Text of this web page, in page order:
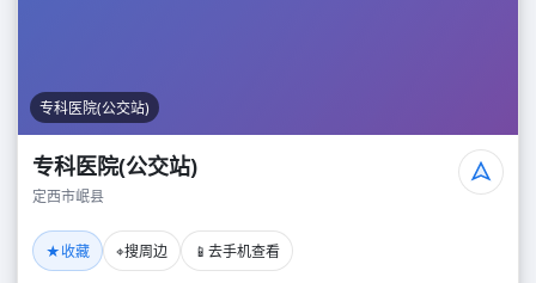
专科医院(公交站)
专科医院(公交站)
定西市岷县
★收藏 ⌖搜周边 📱 去手机查看